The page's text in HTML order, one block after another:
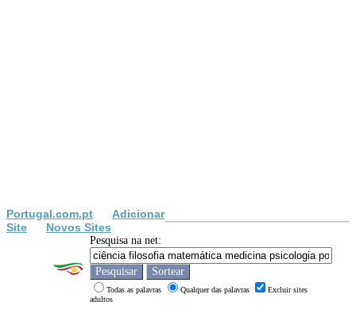
Portugal.com.pt
Adicionar
Site
Novos Sites
Pesquisa na net:
Todas as palavras Qualquer das palavras
Excluir sites
adultos